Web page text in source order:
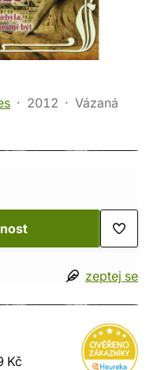
2012
Vázaná
zeptej se
Kč